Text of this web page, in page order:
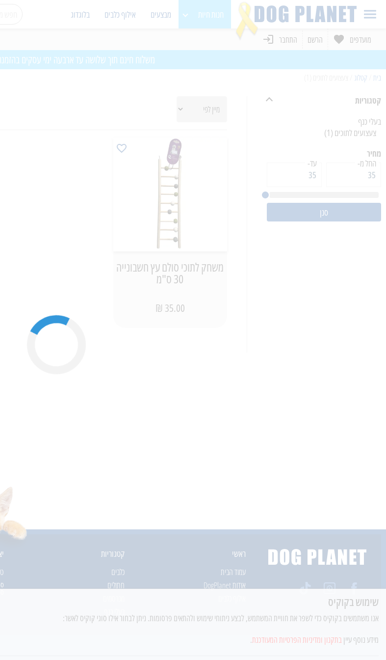
חנות חיות
בעלי כנף
מבצעים אילוף כלבים בלוגדוג
מועדפים הרשם התחבר
משלוח חינם תוך שלושה עד ארבעה ימי עסקים בהזמנה
בית קטלוג
קטגוריות
בעלי כנף
צעצועים לתוכים (1)
מחיר
החל מ- עד-
סנן
משחק לתוכי סולם עץ חשבונייה
30 ס"מ
35.00 ₪
ראשי
עמוד הבית
אודות DogPlanet
קטגוריות
כלבים
חתולים
שימוש בקוקיס
אנו משתמשים בקוקיס כדי לשפר את חוויית המשתמש, לבצע ניתוחי שימוש ולהתאים פרסומות. ניתן לבחור אילו סוגי קוקיס לאשר:
מידע נוסף עיין בתקנון ומדיניות הפרטיות המעודכנת.